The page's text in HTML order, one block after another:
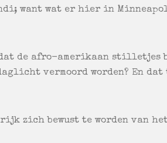
want wat er hier in
dat de afro-amerikaan
vermoord worden? En
zich bewust te worden van